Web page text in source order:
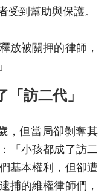
受到幫助與保護。
放被關押的律師，
訪二代」
，但當局卻剝奪其
「小孩都成了訪二
基本權利，但卻遭
捕的維權律師們，